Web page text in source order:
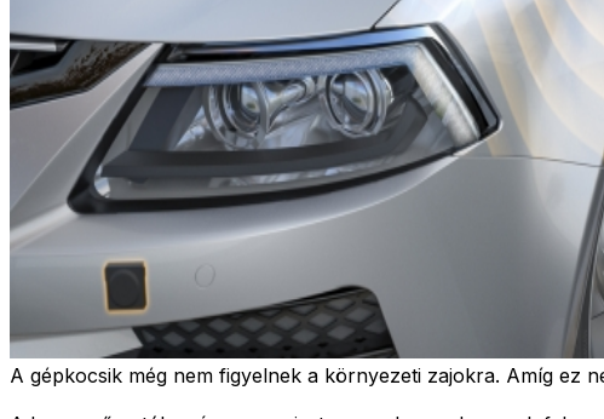
A gépkocsik még nem figyelnek a környezeti zajokra. Amíg ez